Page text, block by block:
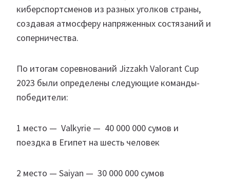
киберспортсменов из разных уголков страны,
создавая атмосферу напряженных состязаний и
соперничества.
По итогам соревнований Jizzakh Valorant Cup
2023 были определены следующие команды-
победители:
1 место — Valkyrie — 40 000 000 сумов и
поездка в Египет на шесть человек
2 место — Saiyan — 30 000 000 сумов